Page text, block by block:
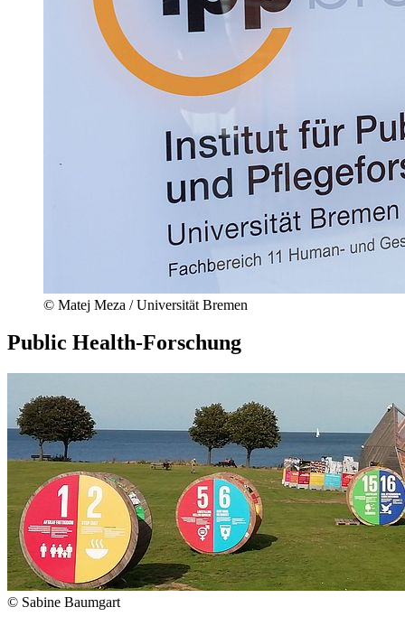
© Matej Meza / Universität Bremen
Public Health-Forschung
© Sabine Baumgart